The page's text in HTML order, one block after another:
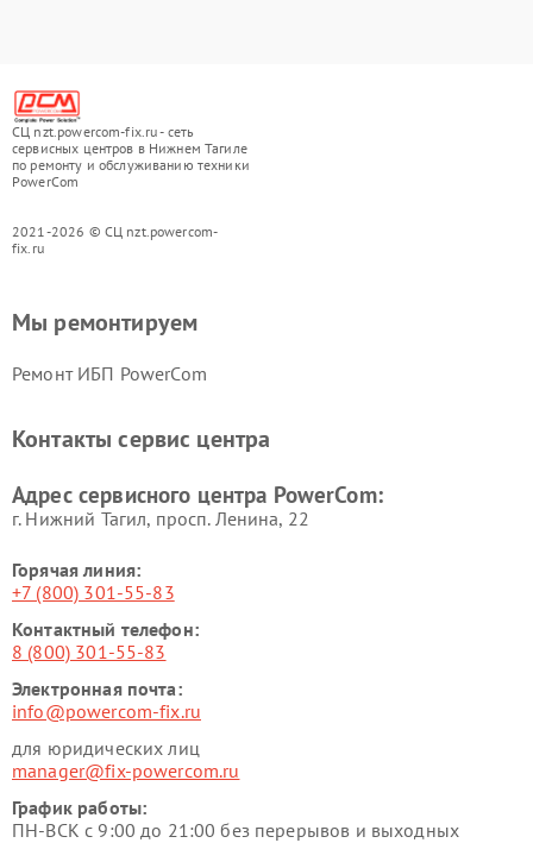
СЦ nzt.powercom-fix.ru - сеть
сервисных центров в Нижнем Тагиле
по ремонту и обслуживанию техники
PowerCom
2021-2026 © СЦ nzt.powercom-
fix.ru
Мы ремонтируем
Ремонт ИБП PowerCom
Контакты сервис центра
Адрес сервисного центра PowerCom:
г. Нижний Тагил, просп. Ленина, 22
Горячая линия:
+7 (800) 301-55-83
Контактный телефон:
8 (800) 301-55-83
Электронная почта:
info@powercom-fix.ru
для юридических лиц
manager@fix-powercom.ru
График работы:
ПН-ВСК с 9:00 до 21:00 без перерывов и выходных